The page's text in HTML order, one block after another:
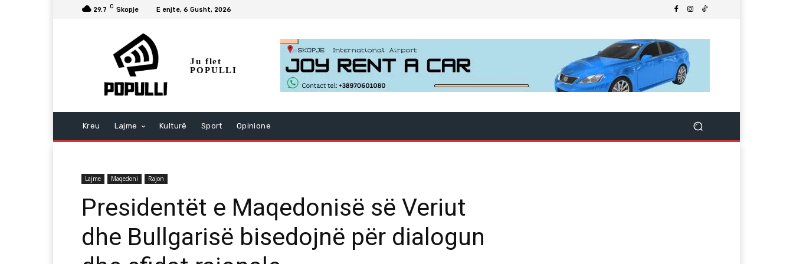
29.7 C Skopje E enjte, 6 Gusht, 2026
Ju flet
POPULLI
Kreu Lajme Kulturë Sport Opinione
Lajme Maqedoni Rajon
Presidentët e Maqedonisë së Veriut
dhe Bullgarisë bisedojnë për dialogun